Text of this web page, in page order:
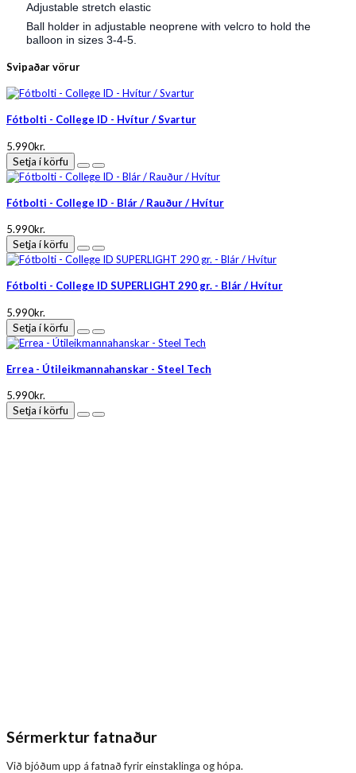
Adjustable stretch elastic
Ball holder in adjustable neoprene with velcro to hold the
balloon in sizes 3-4-5.
Svipaðar vörur
Fótbolti - College ID - Hvítur / Svartur
5.990kr.
Setja í körfu
Fótbolti - College ID - Blár / Rauður / Hvítur
5.990kr.
Setja í körfu
Fótbolti - College ID SUPERLIGHT 290 gr. - Blár / Hvítur
5.990kr.
Setja í körfu
Errea - Útileikmannahanskar - Steel Tech
5.990kr.
Setja í körfu
Sérmerktur fatnaður
Við bjóðum upp á fatnað fyrir einstaklinga og hópa.